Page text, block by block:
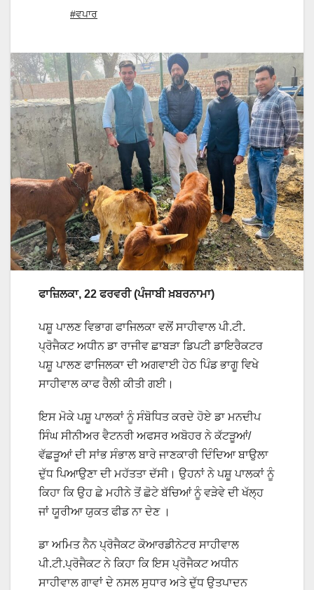
#ਵਪਾਰ
ਫਾਜ਼ਿਲਕਾ, 22 ਫਰਵਰੀ (ਪੰਜਾਬੀ ਖ਼ਬਰਨਾਮਾ)
ਪਸ਼ੂ ਪਾਲਣ ਵਿਭਾਗ ਫਾਜਿਲਕਾ ਵਲੋਂ ਸਾਹੀਵਾਲ ਪੀ.ਟੀ.
ਪ੍ਰੋਜੈਕਟ ਅਧੀਨ ਡਾ ਰਾਜੀਵ ਛਾਬੜਾ ਡਿਪਟੀ ਡਾਇਰੈਕਟਰ
ਪਸ਼ੂ ਪਾਲਣ ਫਾਜਿਲਕਾ ਦੀ ਅਗਵਾਈ ਹੇਠ ਪਿੰਡ ਭਾਗੂ ਵਿਖੇ
ਸਾਹੀਵਾਲ ਕਾਫ ਰੈਲੀ ਕੀਤੀ ਗਈ।
ਇਸ ਮੋਕੇ ਪਸ਼ੂ ਪਾਲਕਾਂ ਨੂੰ ਸੰਬੋਧਿਤ ਕਰਦੇ ਹੋਏ ਡਾ ਮਨਦੀਪ
ਸਿੰਘ ਸੀਨੀਅਰ ਵੈਟਨਰੀ ਅਫਸਰ ਅਬੋਹਰ ਨੇ ਕੱਟੜੂਆਂ/
ਵੱਛੜੂਆਂ ਦੀ ਸਾਂਭ ਸੰਭਾਲ ਬਾਰੇ ਜਾਣਕਾਰੀ ਦਿੰਦਿਆ ਬਾਉਲਾ
ਦੁੱਧ ਪਿਆਉਣਾ ਦੀ ਮਹੱਤਤਾ ਦੱਸੀ। ਉਹਨਾਂ ਨੇ ਪਸ਼ੂ ਪਾਲਕਾਂ ਨੂੰ
ਕਿਹਾ ਕਿ ਉਹ ਛੇ ਮਹੀਨੇ ਤੋਂ ਛੋਟੇ ਬੱਚਿਆਂ ਨੂੰ ਵੜੇਵੇ ਦੀ ਖੱਲ੍ਹ
ਜਾਂ ਯੂਰੀਆ ਯੁਕਤ ਫੀਡ ਨਾ ਦੇਣ ।
ਡਾ ਅਮਿਤ ਨੈਨ ਪ੍ਰੋਜੈਕਟ ਕੋਆਰਡੀਨੇਟਰ ਸਾਹੀਵਾਲ
ਪੀ.ਟੀ.ਪ੍ਰੋਜੈਕਟ ਨੇ ਕਿਹਾ ਕਿ ਇਸ ਪ੍ਰੋਜੈਕਟ ਅਧੀਨ
ਸਾਹੀਵਾਲ ਗਾਵਾਂ ਦੇ ਨਸਲ ਸੁਧਾਰ ਅਤੇ ਦੁੱਧ ਉਤਪਾਦਨ